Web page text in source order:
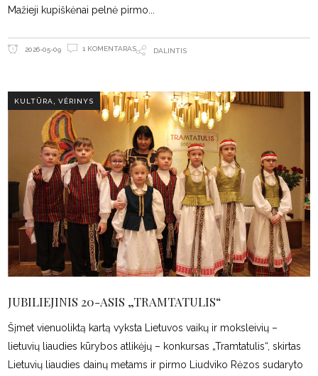
Mažieji kupiškėnai pelnė pirmo
2026-05-09 1 KOMENTARAS DALINTIS
KULTŪRA,VĖRINYS
JUBILIEJINIS 20-ASIS „TRAMTATULIS“
Šįmet vienuoliktą kartą vyksta Lietuvos vaikų ir moksleivių –
lietuvių liaudies kūrybos atlikėjų – konkursas „Tramtatulis“, skirtas
Lietuvių liaudies dainų metams ir pirmo Liudviko Rėzos sudaryto